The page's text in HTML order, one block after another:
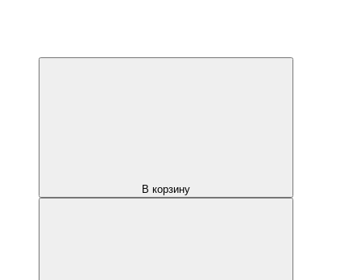
В корзину